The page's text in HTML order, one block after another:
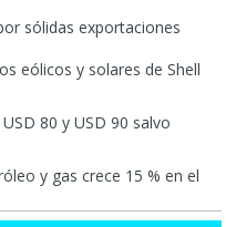
sólidas exportaciones
eólicos y solares de Shell
80 y USD 90 salvo
y gas crece 15 % en el